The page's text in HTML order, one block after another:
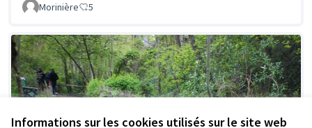
Informations sur les cookies utilisés sur le site web
Morinière 5